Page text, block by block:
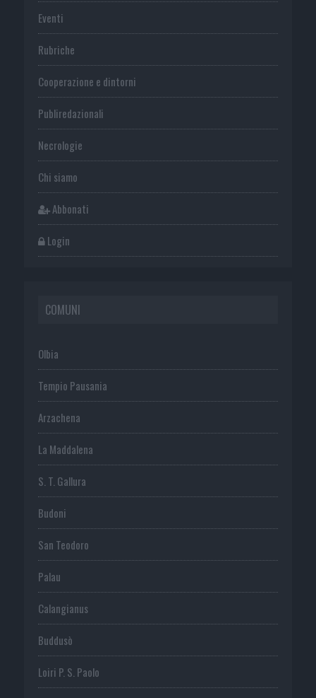
Eventi
Rubriche
Cooperazione e dintorni
Publiredazionali
Necrologie
Chi siamo
Abbonati
Login
COMUNI
Olbia
Tempio Pausania
Arzachena
La Maddalena
S. T. Gallura
Budoni
San Teodoro
Palau
Calangianus
Buddusò
Loiri P. S. Paolo